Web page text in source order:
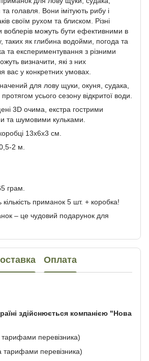
голавля. Вони імітують рибу і
своїм рухом та блиском. Різні
воблерів можуть бути ефективними в
таких як глибина водойми, погода та
та експериментування з різними
визначити, які з них
вас у конкретних умовах.
для лову щуки, окуня, судака,
усього сезону відкритої води.
3D очима, екстра гострими
та шумовими кульками.
13х6х3 см.
2 м.
грам.
кількість приманок 5 шт. + коробка!
– це чудовий подарунок для
Оплата
здійснюється компанією "Нова
тарифами перевізника)
тарифами перевізника)